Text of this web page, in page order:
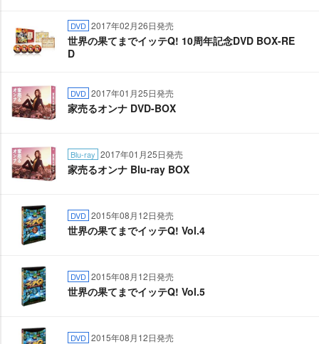
DVD 2017年02月26日発売
世界の果てまでイッテQ! 10周年記念DVD BOX-RE
D
DVD 2017年01月25日発売
家売るオンナ DVD-BOX
Blu-ray 2017年01月25日発売
家売るオンナ Blu-ray BOX
DVD 2015年08月12日発売
世界の果てまでイッテQ! Vol.4
DVD 2015年08月12日発売
世界の果てまでイッテQ! Vol.5
DVD 2015年08月12日発売